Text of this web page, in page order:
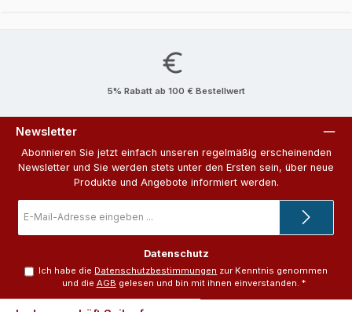
5% Rabatt ab 100 € Bestellwert
Newsletter
Abonnieren Sie jetzt einfach unseren regelmäßig erscheinenden
Newsletter und Sie werden stets unter den Ersten sein, über neue
Produkte und Angebote informiert werden.
Mail-
Datenschutz
Ich habe die Datenschutzbestimmungen zur Kenntnis genommen
und die AGB gelesen und bin mit ihnen einverstanden. *